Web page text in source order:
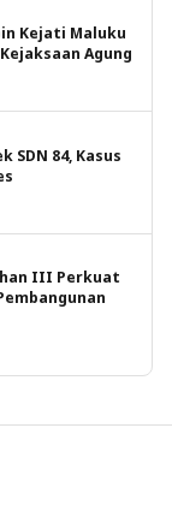
Kejati Maluku
Agung
SDN 84, Kasus
III Perkuat